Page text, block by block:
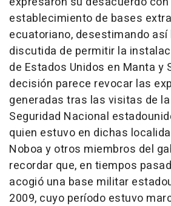
establecimiento de bases
ecuatoriano, desestimando
discutida de permitir la
de Estados Unidos en Manta y
decisión parece revocar las
generadas tras las visitas de
Seguridad Nacional
quien estuvo en dichas
Noboa y otros miembros del
recordar que, en tiempos
acogió una base militar
2009, cuyo período estuvo